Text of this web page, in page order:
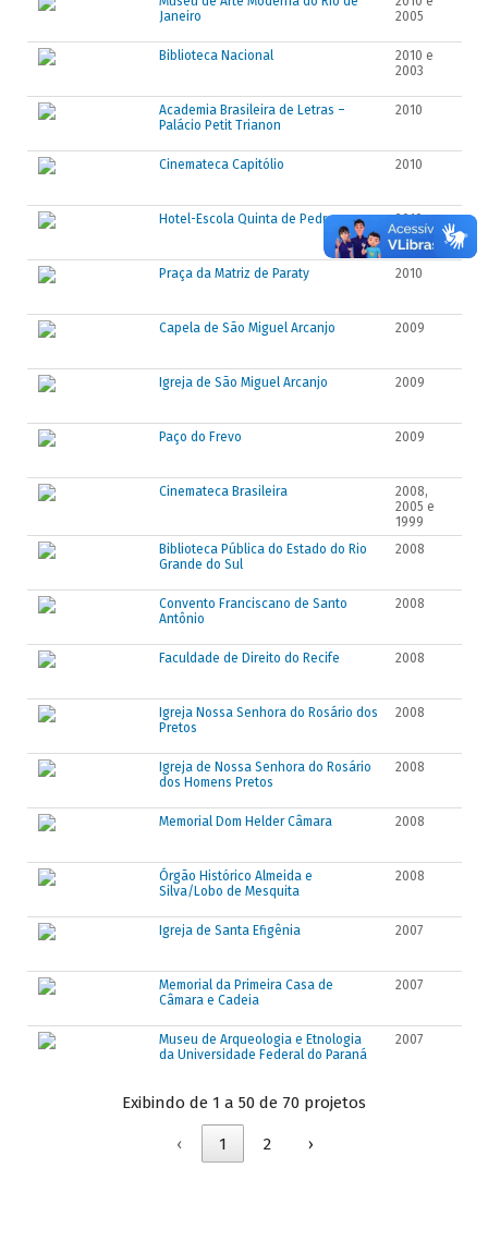
Janeiro
2005
Biblioteca Nacional
2010 e
2003
Academia Brasileira de Letras –
Palácio Petit Trianon
2010
Cinemateca Capitólio 2010
Hotel-Escola Quinta de Pedras 2010
Praça da Matriz de Paraty 2010
Capela de São Miguel Arcanjo 2009
Igreja de São Miguel Arcanjo 2009
Paço do Frevo 2009
Cinemateca Brasileira
2008,
2005 e
1999
Biblioteca Pública do Estado do Rio
Grande do Sul
2008
Convento Franciscano de Santo
Antônio
2008
Faculdade de Direito do Recife 2008
Igreja Nossa Senhora do Rosário dos
Pretos
2008
Igreja de Nossa Senhora do Rosário
dos Homens Pretos
2008
Memorial Dom Helder Câmara 2008
Órgão Histórico Almeida e
Silva/Lobo de Mesquita
2008
Igreja de Santa Efigênia 2007
Memorial da Primeira Casa de
Câmara e Cadeia
2007
Museu de Arqueologia e Etnologia
da Universidade Federal do Paraná
2007
Exibindo de 1 a 50 de 70 projetos
‹ 1 2 ›